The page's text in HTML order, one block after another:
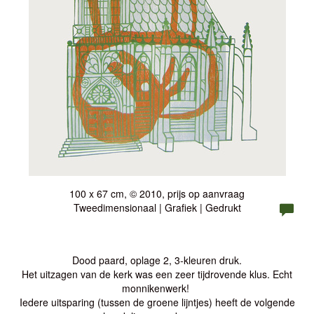
100 x 67 cm, © 2010, prijs op aanvraag
Tweedimensionaal | Grafiek | Gedrukt
Dood paard, oplage 2, 3-kleuren druk.
Het uitzagen van de kerk was een zeer tijdrovende klus. Echt
monnikenwerk!
Iedere uitsparing (tussen de groene lijntjes) heeft de volgende